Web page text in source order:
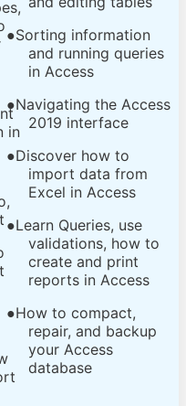
in
●Sorting information
and running queries
in Access
●Navigating the Access
2019 interface
●Discover how to
import data from
Excel in Access
●Learn Queries, use
validations, how to
create and print
reports in Access
●How to compact,
repair, and backup
your Access
database